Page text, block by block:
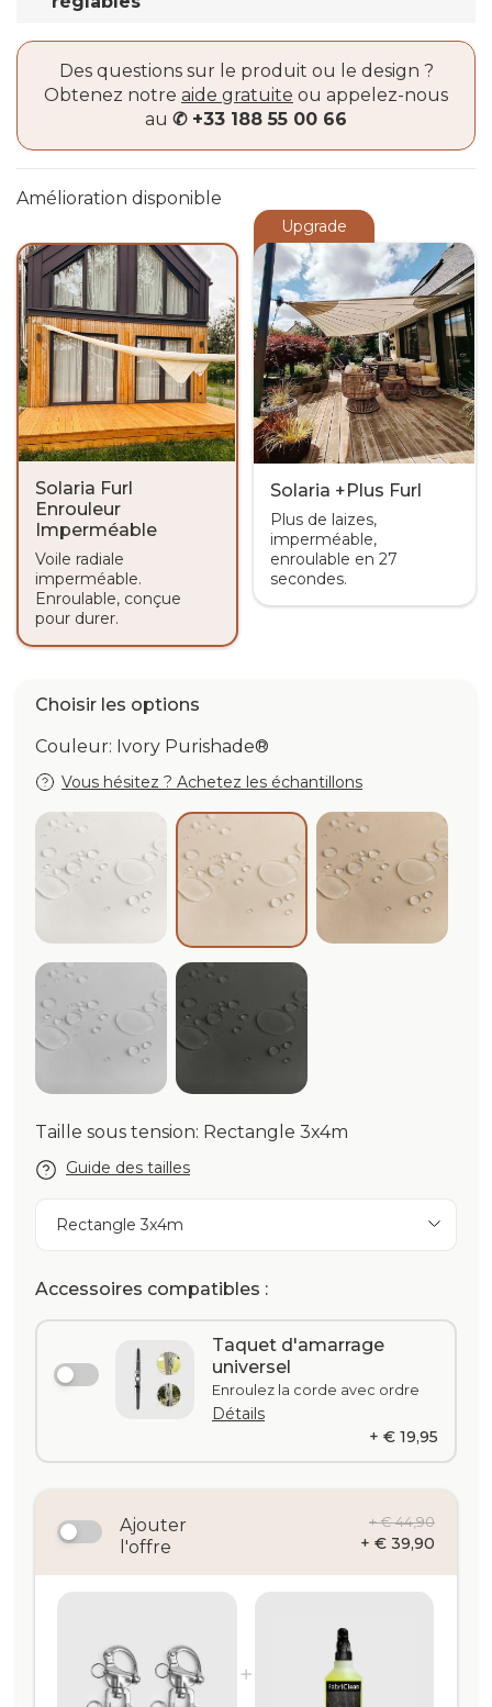
Des questions sur le produit ou le design ?
Obtenez notre aide gratuite ou appelez-nous
au ✆ +33 188 55 00 66
Amélioration disponible
Solaria Furl
Enrouleur
Imperméable
Voile radiale
imperméable.
Enroulable, conçue
pour durer.
Upgrade
Solaria +Plus Furl
Plus de laizes,
imperméable,
enroulable en 27
secondes.
Choisir les options
Couleur: Ivory Purishade®
Vous hésitez ? Achetez les échantillons
White Purishade®Ivory Purishade® Beige
Cloud Purishade®Graphite Purishade®
Taille sous tension: Rectangle 3x4m
Guide des tailles
Rectangle 3x4m
Accessoires compatibles :
Taquet d'amarrage
universel
Enroulez la corde avec ordre
Détails
+ € 19,95
Ajouter
l'offre
+ € 44,90
+ € 39,90